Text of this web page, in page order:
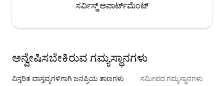
ಸರ್ವಿಸ್ಡ್ ಅಪಾರ್ಟ್‌ಮೆಂಟ್
ಅನ್ವೇಷಿಸಬೇಕಿರುವ ಗಮ್ಯಸ್ಥಾನಗಳು
ವಿಸ್ತರಿತ ವಾಸ್ತವ್ಯಗಳಿಗಾಗಿ ಜನಪ್ರಿಯ ತಾಣಗಳು ಸಮೀಪದ ಗಮ್ಯಸ್ಥಾನಗಳು